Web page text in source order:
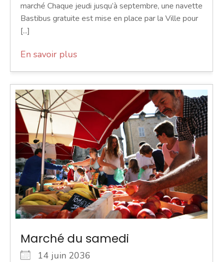
marché Chaque jeudi jusqu’à septembre, une navette
Bastibus gratuite est mise en place par la Ville pour
[...]
En savoir plus
Marché du samedi
14 juin 2036